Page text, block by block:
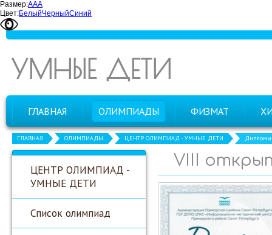
Размер:ААА
Цвет:БелыйЧерныйСиний
УМНЫЕ ДЕТИ
ГЛАВНАЯ ОЛИМПИАДЫ ФИЗМАТ
ГЛАВНАЯ ОЛИМПИАДЫ ЦЕНТР ОЛИМПИАД - УМНЫЕ ДЕТИ Дипломы
ЦЕНТР ОЛИМПИАД -
УМНЫЕ ДЕТИ
Список олимпиад
VIII